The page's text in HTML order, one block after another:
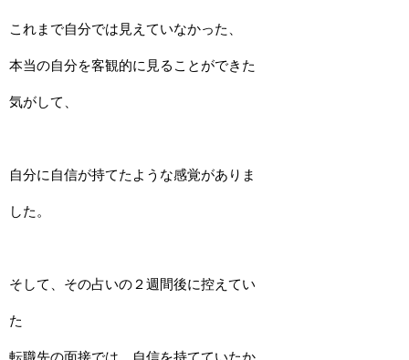
これまで自分では見えていなかった、
本当の自分を客観的に見ることができた
気がして、
自分に自信が持てたような感覚がありま
した。
そして、その占いの２週間後に控えてい
た